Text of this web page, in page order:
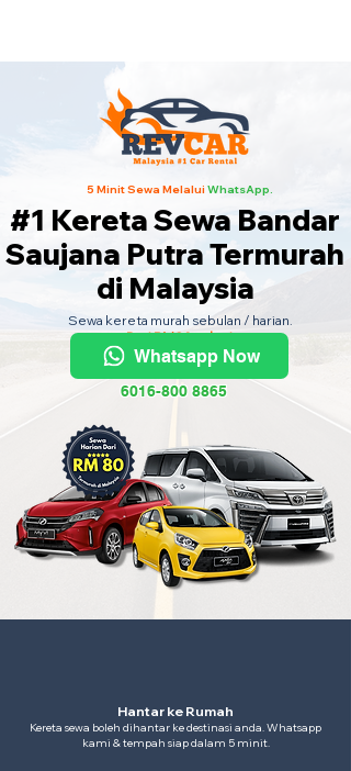
5 Minit Sewa MelaluiWhatsApp.
#1 Kereta Sewa Bandar
Saujana Putra Termurah
di Malaysia
Sewa kereta murah sebulan / harian.
Dari RM80 sehari.
Whatsapp Now
6016-800 8865
Hantar ke Rumah
Kereta sewa boleh dihantar ke destinasi anda. Whatsapp
kami & tempah siap dalam 5 minit.